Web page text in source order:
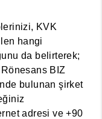
KVK
hangi
da belirterek;
BIZ
bulunan şirket
adresi ve +90